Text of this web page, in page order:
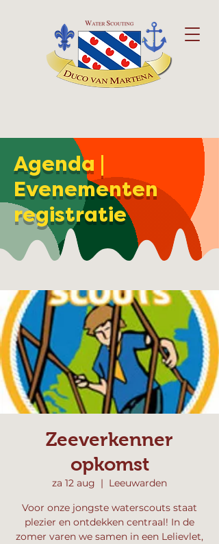
Agenda |
Evenementen
registratie
Zeeverkenner
opkomst
za 12 aug
  |
Leeuwarden
Voor onze jongste waterscouts staat
plezier en ontdekken centraal! In de
zomer varen we samen in een Lelievlet,